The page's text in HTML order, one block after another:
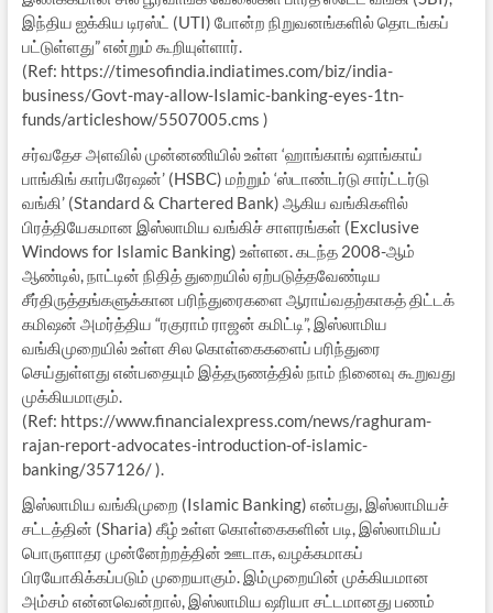
இந்திய ஐக்கிய டிரஸ்ட் (UTI) போன்ற நிறுவனங்களில் தொடங்கப்
பட்டுள்ளது” என்றும் கூறியுள்ளார்.
(Ref: https://timesofindia.indiatimes.com/biz/india-
business/Govt-may-allow-Islamic-banking-eyes-1tn-
funds/articleshow/5507005.cms )
சர்வதேச அளவில் முன்னணியில் உள்ள ‘ஹாங்காங் ஷாங்காய்
பாங்கிங் கார்பரேஷன்’ (HSBC) மற்றும் ‘ஸ்டாண்டர்டு சார்ட்டர்டு
வங்கி’ (Standard & Chartered Bank) ஆகிய வங்கிகளில்
பிரத்தியேகமான இஸ்லாமிய வங்கிச் சாளரங்கள் (Exclusive
Windows for Islamic Banking) உள்ளன. கடந்த 2008-ஆம்
ஆண்டில், நாட்டின் நிதித் துறையில் ஏற்படுத்தவேண்டிய
சீர்திருத்தங்களுக்கான பரிந்துரைகளை ஆராய்வதற்காகத் திட்டக்
கமிஷன் அமர்த்திய “ரகுராம் ராஜன் கமிட்டி”, இஸ்லாமிய
வங்கிமுறையில் உள்ள சில கொள்கைகளைப் பரிந்துரை
செய்துள்ளது என்பதையும் இத்தருணத்தில் நாம் நினைவு கூறுவது
முக்கியமாகும்.
(Ref: https://www.financialexpress.com/news/raghuram-
rajan-report-advocates-introduction-of-islamic-
banking/357126/ ).
இஸ்லாமிய வங்கிமுறை (Islamic Banking) என்பது, இஸ்லாமியச்
சட்டத்தின் (Sharia) கீழ் உள்ள கொள்கைகளின் படி, இஸ்லாமியப்
பொருளாதர முன்னேற்றத்தின் ஊடாக, வழக்கமாகப்
பிரயோகிக்கப்படும் முறையாகும். இம்முறையின் முக்கியமான
அம்சம் என்னவென்றால், இஸ்லாமிய ஷரியா சட்டமானது பணம்